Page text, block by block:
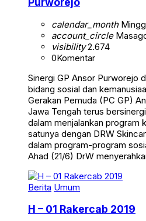
calendar_month
account_circle
visibility2.674
0Komentar
Sinergi GP Ansor Purworejo
bidang sosial dan
Gerakan Pemuda (PC GP)
Jawa Tengah terus
dalam menjalankan program
satunya dengan DRW
dalam program-program
Ahad (21/6) DrW
Berita Umum
H – 01 Rakercab 2019